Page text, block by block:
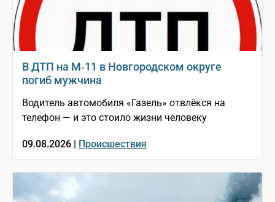
В ДТП на М‑11 в Новгородском округе
погиб мужчина
Водитель автомобиля «Газель» отвлёкся на
телефон — и это стоило жизни человеку
09.08.2026 | Происшествия